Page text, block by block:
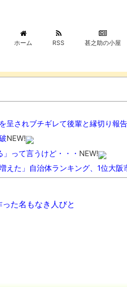
ホーム RSS 甚之助の小屋
呈されブチギレて後輩と縁切り報
NEW!
って言うけど・・・ NEW!
えた」自治体ランキング、1位大
ねwww
評「ほんとーにおもんない！カス
い！」
へ「死んだほうが良かった」
と判明
た名もなき人びと